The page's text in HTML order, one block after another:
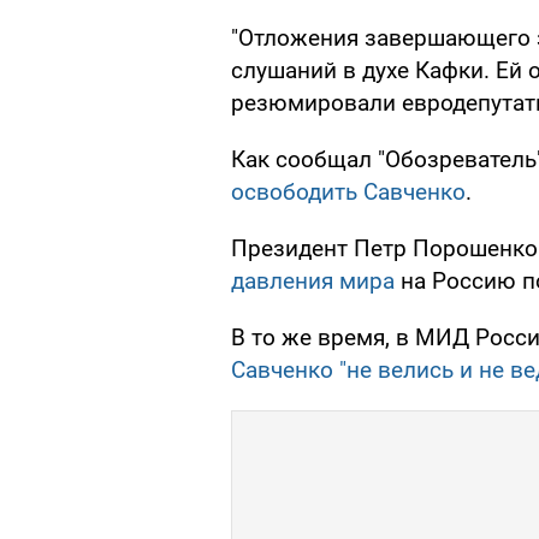
"Отложения завершающего
слушаний в духе Кафки. Ей
резюмировали
Как сообщал
освободить Савченко.
Президент Петр
давления мира на Россию
В то же время, в МИД
Савченко "не велись и не